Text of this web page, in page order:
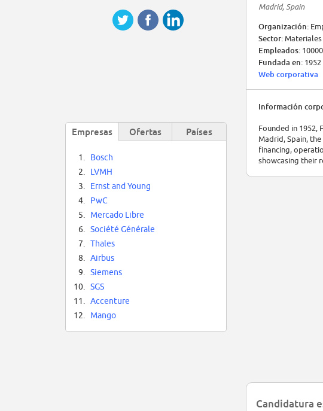
Madrid, Spain
Organización:
Sector:
Empleados:
Fundada en: 1952
Web corporativa
Información
Founded in 1952,
Madrid, Spain,
financing,
showcasing their
Candidatura
Empresas Ofertas Países
1.
Bosch
2.
LVMH
3.
Ernst and Young
4.
PwC
5.
Mercado Libre
6.
Société Générale
7.
Thales
8.
Airbus
9.
Siemens
10.
SGS
11.
Accenture
12.
Mango